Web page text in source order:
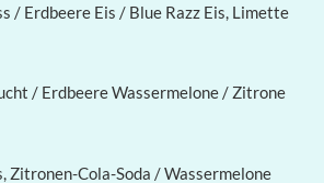
/ Erdbeere Eis / Blue Razz Eis, Limette
/ Erdbeere Wassermelone / Zitrone
Cola-Soda / Wassermelone